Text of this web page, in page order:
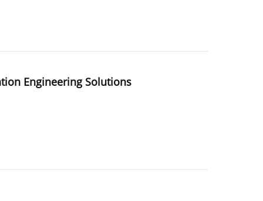
Engineering Solutions